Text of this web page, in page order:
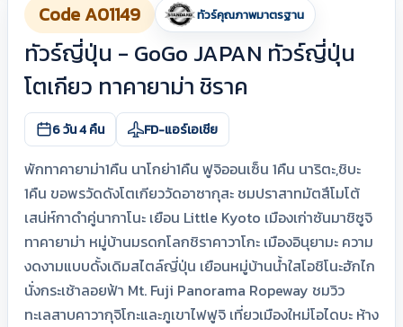
Code A01149 ทัวร์คุณภาพมาตรฐาน
ทัวร์ญี่ปุ่น - GoGo JAPAN ทัวร์ญี่ปุ่น
โตเกียว ทาคายาม่า ชิราค
6 วัน 4 คืน FD-แอร์เอเชีย
พักทาคายาม่า1คืน นาโกย่า1คืน ฟูจิออนเซ็น 1คืน นาริตะ,ชิบะ
1คืน ขอพรวัดดังโตเกียววัดอาซากุสะ ชมปราสาทมัตสึโมโต้
เสน่ห์กาดำคู่นากาโนะ เยือน Little Kyoto เมืองเก่าซันมาชิซูจิ
ทาคายาม่า หมู่บ้านมรดกโลกชิราคาวาโกะ เมืองอินุยามะ ความ
งดงามแบบดั้งเดิมสไตล์ญี่ปุ่น เยือนหมู่บ้านน้ำใสโอชิโนะฮักไก
นั่งกระเช้าลอยฟ้า Mt. Fuji Panorama Ropeway ชมวิว
ทะเลสาบคาวากุจิโกะและภูเขาไฟฟูจิ เที่ยวเมืองใหม่โอไดบะ ห้าง